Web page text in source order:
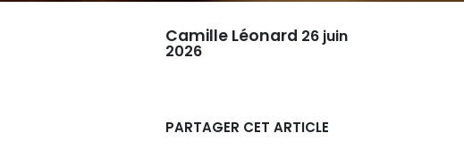
Camille Léonard 26 juin
2026
PARTAGER CET ARTICLE